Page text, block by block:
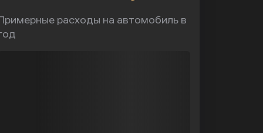
расходы на автомобиль в